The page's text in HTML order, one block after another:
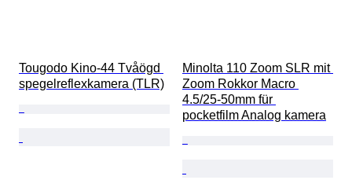
Tougodo Kino-44 Tvåögd
spegelreflexkamera (TLR)
Minolta 110 Zoom SLR mit
Zoom Rokkor Macro
4.5/25-50mm für
pocketfilm Analog kamera